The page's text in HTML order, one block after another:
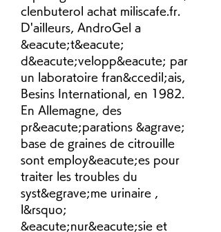
clenbuterol achat miliscafe.fr.
D'ailleurs, AndroGel a
&eacute;t&eacute;
d&eacute;velopp&eacute; par
un laboratoire fran&ccedil;ais,
Besins International, en 1982.
En Allemagne, des
pr&eacute;parations &agrave;
base de graines de citrouille
sont employ&eacute;es pour
traiter les troubles du
syst&egrave;me urinaire ,
l&rsquo;
&eacute;nur&eacute;sie et